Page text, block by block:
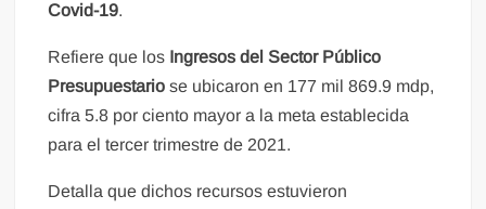
Covid-19.
Refiere que los Ingresos del Sector Público
Presupuestario se ubicaron en 177 mil 869.9 mdp,
cifra 5.8 por ciento mayor a la meta establecida
para el tercer trimestre de 2021.
Detalla que dichos recursos estuvieron